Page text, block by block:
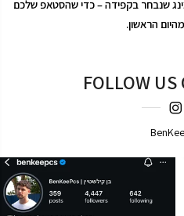
שנבחר בקפידה – כדי שהסטאפ שלכם
מהיום הראשון.
FOLLOW US